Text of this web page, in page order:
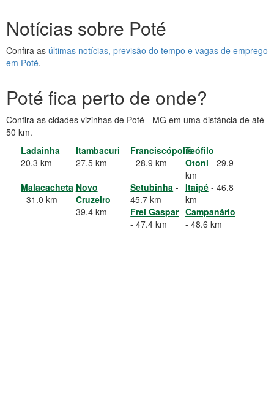
Notícias sobre Poté
Confira as últimas notícias, previsão do tempo e vagas de emprego
em Poté.
Poté fica perto de onde?
Confira as cidades vizinhas de Poté - MG em uma distância de até
50 km.
Ladainha -
20.3 km
Itambacuri -
27.5 km
Franciscópolis
- 28.9 km
Teófilo
Otoni - 29.9
km
Malacacheta
- 31.0 km
Novo
Cruzeiro -
39.4 km
Setubinha -
45.7 km
Itaipé- 46.8
km
Frei Gaspar
- 47.4 km
Campanário
- 48.6 km